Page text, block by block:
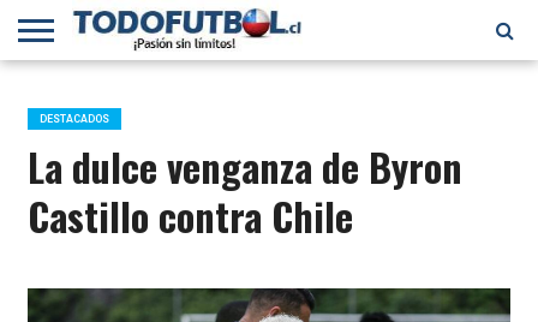
PRIMERA
B
SELECCIÓN
CHILENA
CHILENOS
EN EL
MUNDO
FÚTBOL
INTERNACIONAL
DESTACADOS
La dulce venganza de Byron
Castillo contra Chile